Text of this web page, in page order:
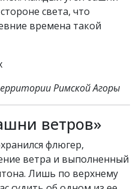
света, что
времена такой
Римской Агоры
ветров»
флюгер,
ветра и выполненный
Лишь по верхнему